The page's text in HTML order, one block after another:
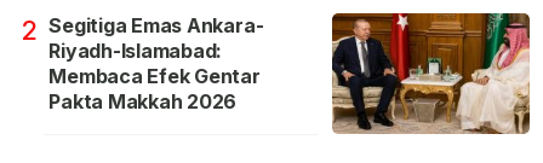
2 Segitiga Emas Ankara-
Riyadh-Islamabad:
Membaca Efek Gentar
Pakta Makkah 2026